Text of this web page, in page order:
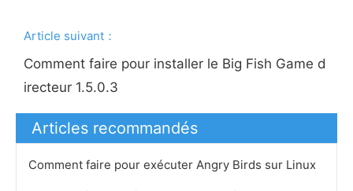
Article suivant：
Comment faire pour installer le Big Fish Game d
irecteur 1.5.0.3
Articles recommandés
Comment faire pour exécuter Angry Birds sur Linux